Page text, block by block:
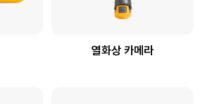
열화상 카메라